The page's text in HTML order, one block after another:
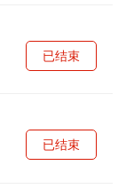
已结束
已结束